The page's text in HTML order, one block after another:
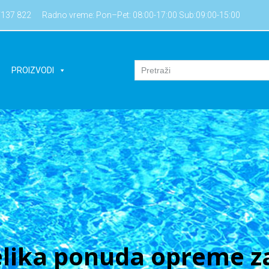
822 Radno vreme: Pon–Pet: 08:00-17:00 Sub:09:00-15:00
PROIZVODI
ponuda opreme